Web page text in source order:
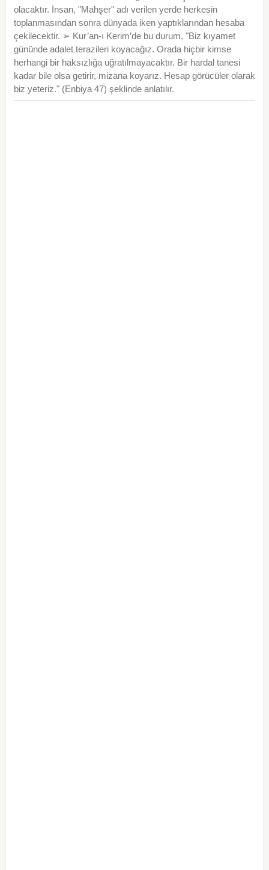
olacaktır. İnsan, "Mahşer" adı verilen yerde herkesin
toplanmasından sonra dünyada iken yaptıklarından hesaba
çekilecektir. ➢ Kur’an-ı Kerim’de bu durum, "Biz kıyamet
gününde adalet terazileri koyacağız. Orada hiçbir kimse
herhangi bir haksızlığa uğratılmayacaktır. Bir hardal tanesi
kadar bile olsa getirir, mizana koyarız. Hesap görücüler olarak
biz yeteriz." (Enbiya 47) şeklinde anlatılır.